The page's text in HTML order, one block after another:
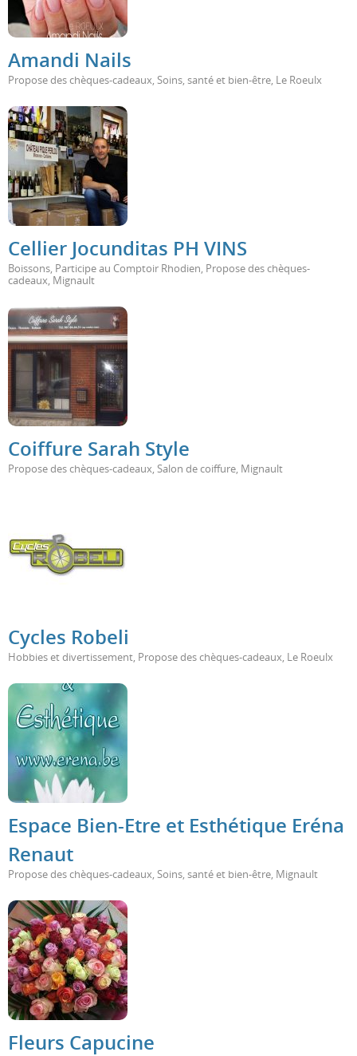
Amandi Nails
Propose des chèques-cadeaux, Soins, santé et bien-être, Le Roeulx
Cellier Jocunditas PH VINS
Boissons, Participe au Comptoir Rhodien, Propose des chèques-
cadeaux, Mignault
Coiffure Sarah Style
Propose des chèques-cadeaux, Salon de coiffure, Mignault
Cycles Robeli
Hobbies et divertissement, Propose des chèques-cadeaux, Le Roeulx
Espace Bien-Etre et Esthétique Eréna
Renaut
Propose des chèques-cadeaux, Soins, santé et bien-être, Mignault
Fleurs Capucine